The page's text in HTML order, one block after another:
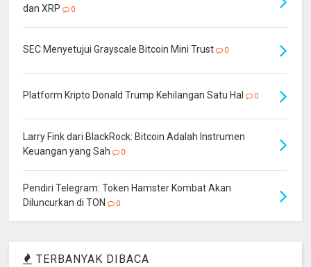
dan XRP
0
SEC Menyetujui Grayscale Bitcoin Mini Trust 0
Platform Kripto Donald Trump Kehilangan Satu Hal 0
Larry Fink dari BlackRock: Bitcoin Adalah Instrumen
Keuangan yang Sah
0
Pendiri Telegram: Token Hamster Kombat Akan
Diluncurkan di TON
0
TERBANYAK DIBACA